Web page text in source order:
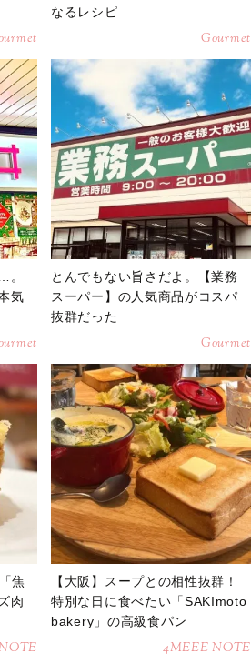
なるレシピ
Gourmet
。
気
とんでもない旨さだよ。【業務
スーパー】の人気商品がコスパ
抜群だった
Gourmet
焦
肉
【大阪】スープとの相性抜群！
特別な日に食べたい「SAKImoto
bakery」の高級食パン
4MEEE NOTE